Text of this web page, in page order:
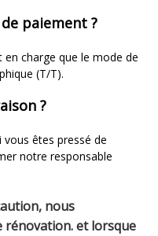
paiement ?
charge que le mode de
(T/T).
?
vous êtes pressé de
notre responsable
nous
rénovation. et lorsque